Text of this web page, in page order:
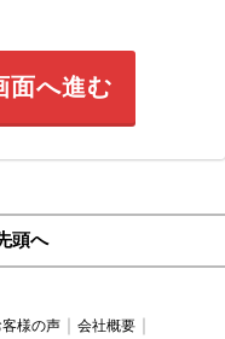
面へ進む
頭へ
客様の声
会社概要